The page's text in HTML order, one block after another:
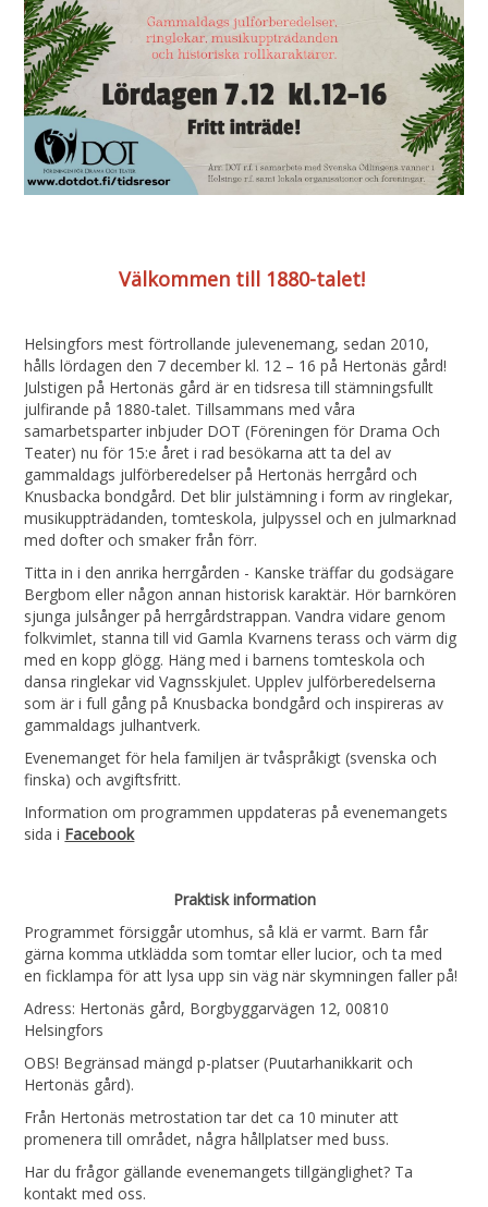
Välkommen till 1880-talet!
Helsingfors mest förtrollande julevenemang, sedan 2010,
hålls lördagen den 7 december kl. 12 – 16 på Hertonäs gård!
Julstigen på Hertonäs gård är en tidsresa till stämningsfullt
julfirande på 1880-talet. Tillsammans med våra
samarbetsparter inbjuder DOT (Föreningen för Drama Och
Teater) nu för 15:e året i rad besökarna att ta del av
gammaldags julförberedelser på Hertonäs herrgård och
Knusbacka bondgård. Det blir julstämning i form av ringlekar,
musikuppträdanden, tomteskola, julpyssel och en julmarknad
med dofter och smaker från förr.
Titta in i den anrika herrgården - Kanske träffar du godsägare
Bergbom eller någon annan historisk karaktär. Hör barnkören
sjunga julsånger på herrgårdstrappan. Vandra vidare genom
folkvimlet, stanna till vid Gamla Kvarnens terass och värm dig
med en kopp glögg. Häng med i barnens tomteskola och
dansa ringlekar vid Vagnsskjulet. Upplev julförberedelserna
som är i full gång på Knusbacka bondgård och inspireras av
gammaldags julhantverk.
Evenemanget för hela familjen är tvåspråkigt (svenska och
finska) och avgiftsfritt.
Information om programmen uppdateras på evenemangets
sida i Facebook
Praktisk information
Programmet försiggår utomhus, så klä er varmt. Barn får
gärna komma utklädda som tomtar eller lucior, och ta med
en ficklampa för att lysa upp sin väg när skymningen faller på!
Adress: Hertonäs gård, Borgbyggarvägen 12, 00810
Helsingfors
OBS! Begränsad mängd p-platser (Puutarhanikkarit och
Hertonäs gård).
Från Hertonäs metrostation tar det ca 10 minuter att
promenera till området, några hållplatser med buss.
Har du frågor gällande evenemangets tillgänglighet? Ta
kontakt med oss.